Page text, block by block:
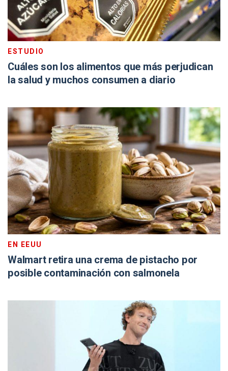
ESTUDIO
Cuáles son los alimentos que más perjudican
la salud y muchos consumen a diario
EN EEUU
Walmart retira una crema de pistacho por
posible contaminación con salmonela